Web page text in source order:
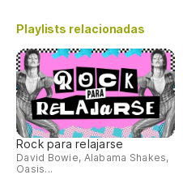
Playlists relacionadas
Rock para relajarse
David Bowie, Alabama Shakes,
Oasis...